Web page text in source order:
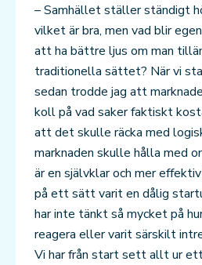
– Samhället ställer ständigt
vilket är bra, men vad blir
att ha bättre ljus om man
traditionella sättet? När vi
sedan trodde jag att
koll på vad saker faktiskt
att det skulle räcka med
marknaden skulle hålla med
är en självklar och mer
på ett sätt varit en dålig
har inte tänkt så mycket på
reagera eller varit särskilt
Vi har från start sett allt ur